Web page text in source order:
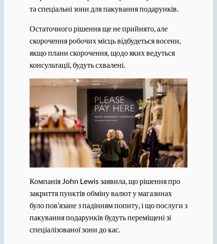
та спеціальні зони для пакування подарунків.
Остаточного рішення ще не прийнято, але
скорочення робочих місць відбудеться восени,
якщо плани скорочення, щодо яких ведуться
консультації, будуть схвалені.
Компанія John Lewis заявила, що рішення про
закриття пунктів обміну валют у магазинах
було пов’язане з падінням попиту, і що послуги з
пакування подарунків будуть переміщені зі
спеціалізованої зони до кас.